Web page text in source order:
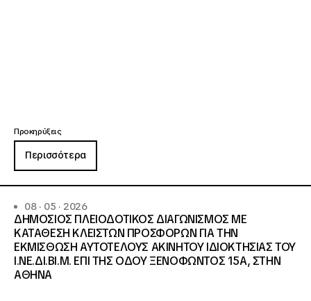
Προκηρύξεις
Περισσότερα
08 · 05 · 2026
ΔΗΜΟΣΙΟΣ ΠΛΕΙΟΔΟΤΙΚΟΣ ΔΙΑΓΩΝΙΣΜΟΣ ΜΕ
ΚΑΤΑΘΕΣΗ ΚΛΕΙΣΤΩΝ ΠΡΟΣΦΟΡΩΝ ΓΙΑ ΤΗΝ
ΕΚΜΙΣΘΩΣΗ ΑΥΤΟΤΕΛΟΥΣ ΑΚΙΝΗΤΟΥ ΙΔΙΟΚΤΗΣΙΑΣ ΤΟΥ
Ι.ΝΕ.ΔΙ.ΒΙ.Μ. ΕΠΙ ΤΗΣ ΟΔΟΥ ΞΕΝΟΦΩΝΤΟΣ 15Α, ΣΤΗΝ
ΑΘΗΝΑ